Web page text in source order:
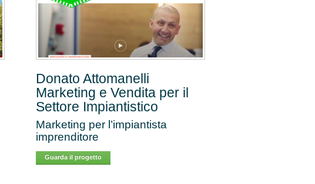
Donato Attomanelli
Marketing e Vendita per il
Settore Impiantistico
Marketing per l’impiantista
imprenditore
Guarda il progetto